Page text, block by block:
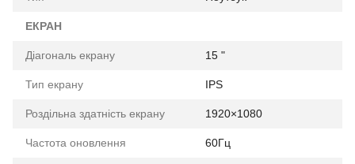
ЕКРАН
Діагональ екрану 15 "
Тип екрану IPS
Роздільна здатність екрану 1920×1080
Частота оновлення 60Гц